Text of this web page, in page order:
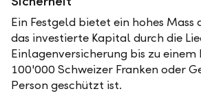
Ein Festgeld bietet ein hohes Mass
das investierte Kapital durch die
Einlagenversicherung bis zu einem
100'000 Schweizer Franken oder
Person geschützt ist.